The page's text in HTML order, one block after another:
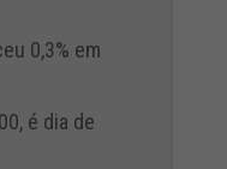
0,3% em
é dia de